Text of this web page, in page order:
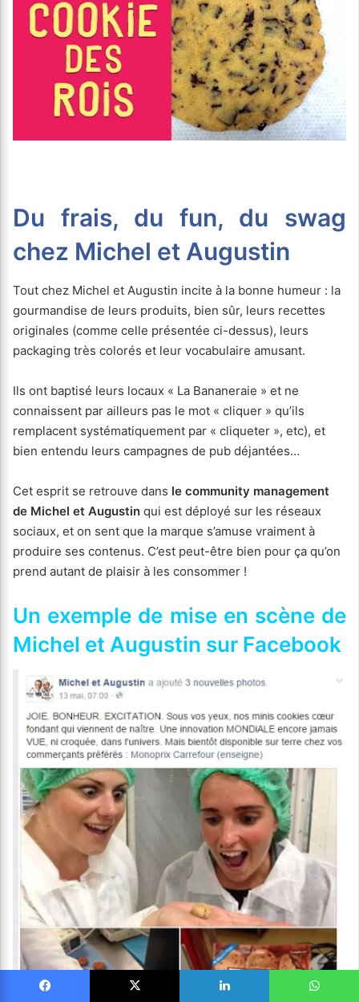
Du frais, du fun, du swag
chez Michel et Augustin
Tout chez Michel et Augustin incite à la bonne humeur : la
gourmandise de leurs produits, bien sûr, leurs recettes
originales (comme celle présentée ci-dessus), leurs
packaging très colorés et leur vocabulaire amusant.
Ils ont baptisé leurs locaux « La Bananeraie » et ne
connaissent par ailleurs pas le mot « cliquer » qu’ils
remplacent systématiquement par « cliqueter », etc), et
bien entendu leurs campagnes de pub déjantées…
Cet esprit se retrouve dans le community management
de Michel et Augustin qui est déployé sur les réseaux
sociaux, et on sent que la marque s’amuse vraiment à
produire ses contenus. C’est peut-être bien pour ça qu’on
prend autant de plaisir à les consommer !
Un exemple de mise en scène de
Michel et Augustin sur Facebook